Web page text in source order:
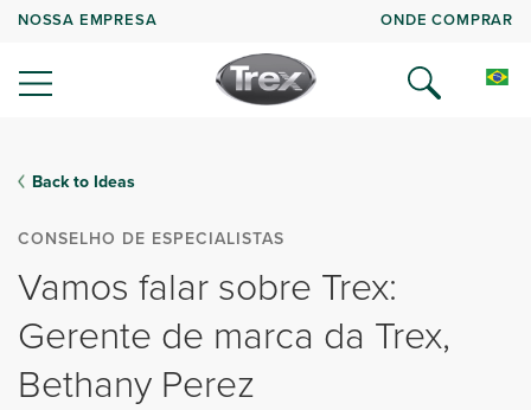
NOSSA EMPRESA ONDE COMPRAR
Back to Ideas
CONSELHO DE ESPECIALISTAS
Vamos falar sobre Trex:
Gerente de marca da Trex,
Bethany Perez